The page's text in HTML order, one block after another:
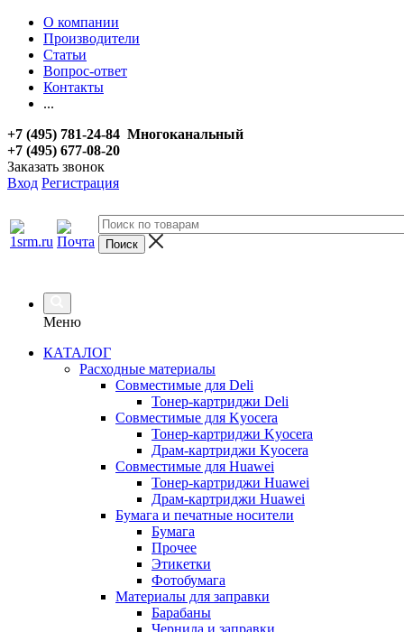
О компании
Производители
Статьи
Вопрос-ответ
Контакты
...
+7 (495) 781-24-84 Многоканальный
+7 (495) 677-08-20
Заказать звонок
Вход Регистрация
Меню
КАТАЛОГ
Расходные материалы
Совместимые для Deli
Тонер-картриджи Deli
Совместимые для Kyocera
Тонер-картриджи Kyocera
Драм-картриджи Kyocera
Совместимые для Huawei
Тонер-картриджи Huawei
Драм-картриджи Huawei
Бумага и печатные носители
Бумага
Прочее
Этикетки
Фотобумага
Материалы для заправки
Барабаны
Чернила и заправки